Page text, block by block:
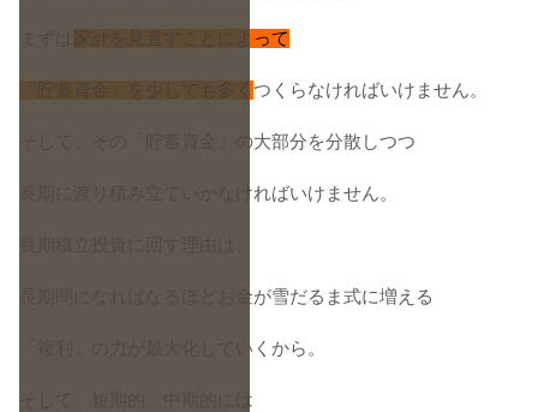
家計を見直すことによって
「貯蓄資金」を少しでも多く つくらなければいけません。
そして、その「貯蓄資金」の大部分を分散しつつ
長期に渡り積み立ていかなければいけません。
長期間になればなるほどお金が雪だるま式に増える
「複利」の力が最大化していくから。
そして、短期的、中期的には